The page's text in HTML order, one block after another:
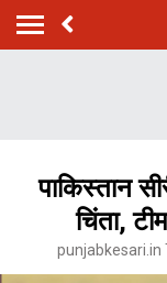
पाकिस्तान
चिंता,
punjabkesari.in